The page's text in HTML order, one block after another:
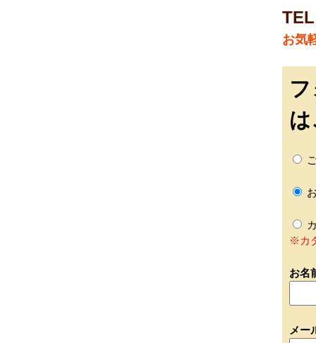
お気
※カ
お名
メー